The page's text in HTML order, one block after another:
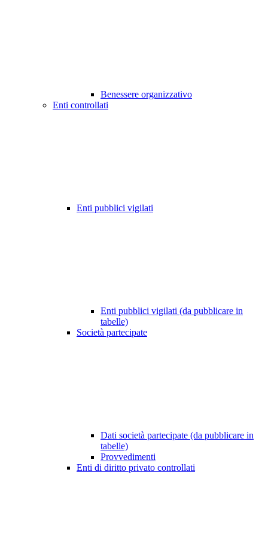
Benessere organizzativo
Enti controllati
Enti pubblici vigilati
Enti pubblici vigilati (da pubblicare in
tabelle)
Società partecipate
Dati società partecipate (da pubblicare in
tabelle)
Provvedimenti
Enti di diritto privato controllati